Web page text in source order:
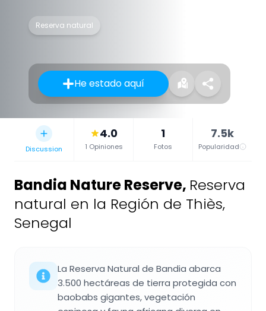
Reserva natural
He estado aquí
Discussion
4.0
1 Opiniones
1
Fotos
7.5k
Popularidad
Bandia Nature Reserve, Reserva
natural en la Región de Thiès,
Senegal
La Reserva Natural de Bandia abarca
3.500 hectáreas de tierra protegida con
baobabs gigantes, vegetación